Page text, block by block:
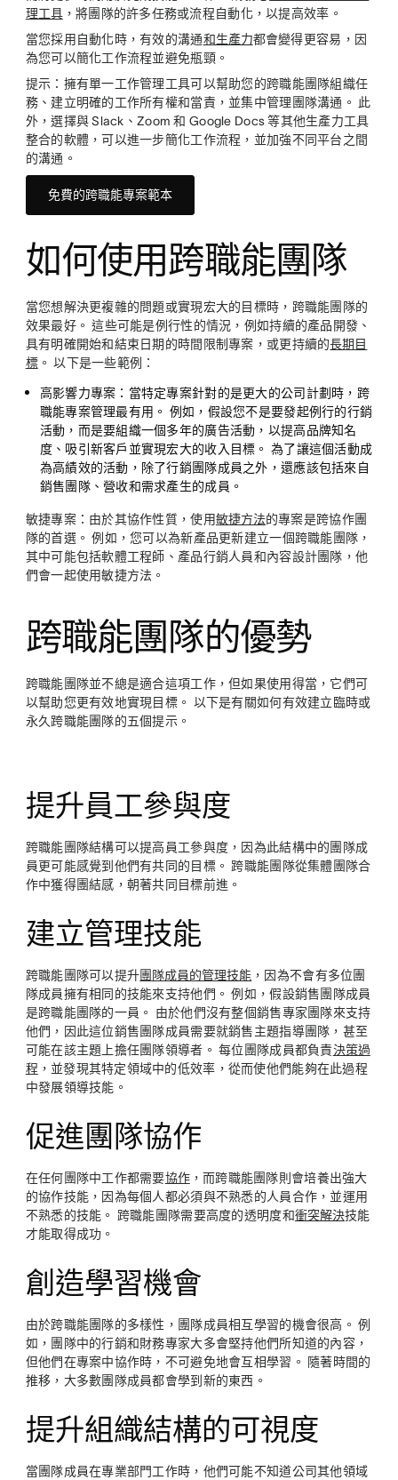
理工具，將團隊的許多任務或流程自動化，以提高效率。
當您採用自動化時，有效的溝通和生產力都會變得更容易，因
為您可以簡化工作流程並避免瓶頸。
提示： 擁有單一工作管理工具可以幫助您的跨職能團隊組織任
務、建立明確的工作所有權和當責，並集中管理團隊溝通。 此
外，選擇與 Slack、Zoom 和 Google Docs 等其他生產力工具
整合的軟體，可以進一步簡化工作流程，並加強不同平台之間
的溝通。
免費的跨職能專案範本
如何使用跨職能團隊
當您想解決更複雜的問題或實現宏大的目標時，跨職能團隊的
效果最好。 這些可能是例行性的情況，例如持續的產品開發、
具有明確開始和結束日期的時間限制專案，或更持續的長期目
標。 以下是一些範例：
高影響力專案： 當特定專案針對的是更大的公司計劃時，跨
職能專案管理最有用。 例如，假設您不是要發起例行的行銷
活動，而是要組織一個多年的廣告活動，以提高品牌知名
度、吸引新客戶並實現宏大的收入目標。 為了讓這個活動成
為高績效的活動，除了行銷團隊成員之外，還應該包括來自
銷售團隊、營收和需求產生的成員。
敏捷專案： 由於其協作性質，使用敏捷方法的專案是跨協作團
隊的首選。 例如，您可以為新產品更新建立一個跨職能團隊，
其中可能包括軟體工程師、產品行銷人員和內容設計團隊，他
們會一起使用敏捷方法。
跨職能團隊的優勢
跨職能團隊並不總是適合這項工作，但如果使用得當，它們可
以幫助您更有效地實現目標。 以下是有關如何有效建立臨時或
永久跨職能團隊的五個提示。
提升員工參與度
跨職能團隊結構可以提高員工參與度，因為此結構中的團隊成
員更可能感覺到他們有共同的目標。 跨職能團隊從集體團隊合
作中獲得團結感，朝著共同目標前進。
建立管理技能
跨職能團隊可以提升團隊成員的管理技能 ，因為不會有多位團
隊成員擁有相同的技能來支持他們。 例如，假設銷售團隊成員
是跨職能團隊的一員。 由於他們沒有整個銷售專家團隊來支持
他們，因此這位銷售團隊成員需要就銷售主題指導團隊，甚至
可能在該主題上擔任團隊領導者。 每位團隊成員都負責決策過
程 ，並發現其特定領域中的低效率，從而使他們能夠在此過程
中發展領導技能。
促進團隊協作
在任何團隊中工作都需要協作，而跨職能團隊則會培養出強大
的協作技能，因為每個人都必須與不熟悉的人員合作，並運用
不熟悉的技能。 跨職能團隊需要高度的透明度和衝突解決技能
才能取得成功。
創造學習機會
由於跨職能團隊的多樣性，團隊成員相互學習的機會很高。 例
如，團隊中的行銷和財務專家大多會堅持他們所知道的內容，
但他們在專案中協作時，不可避免地會互相學習。 隨著時間的
推移，大多數團隊成員都會學到新的東西。
提升組織結構的可視度
當團隊成員在專業部門工作時，他們可能不知道公司其他領域